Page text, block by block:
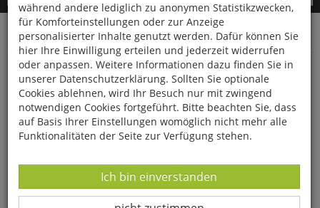
Startseite Bücher Geschichte Antike
Auf den Spuren Alexanders des Großen
während andere lediglich zu anonymen Statistikzwecken,
für Komforteinstellungen oder zur Anzeige
personalisierter Inhalte genutzt werden. Dafür können Sie
hier Ihre Einwilligung erteilen und jederzeit widerrufen
oder anpassen. Weitere Informationen dazu finden Sie in
unserer Datenschutzerklärung. Sollten Sie optionale
Cookies ablehnen, wird Ihr Besuch nur mit zwingend
notwendigen Cookies fortgeführt. Bitte beachten Sie, dass
auf Basis Ihrer Einstellungen womöglich nicht mehr alle
Funktionalitäten der Seite zur Verfügung stehen.
Datenverarbeitung -
Ich bin einverstanden